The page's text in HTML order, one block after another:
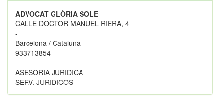
ADVOCAT GLÒRIA SOLE
CALLE DOCTOR MANUEL RIERA, 4
-
Barcelona / Cataluna
933713854
ASESORIA JURIDICA
SERV. JURIDICOS